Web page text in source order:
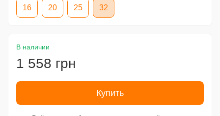
16 20 25 32
В наличии
1 558 грн
Купить